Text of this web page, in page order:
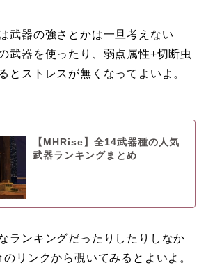
武器の強さとかは一旦考えない
武器を使ったり、弱点属性+切断虫
とストレスが無くなってよいよ。
【MHRise】全14武器種の人気
武器ランキングまとめ
ランキングだったりしたりしなか
リンクから覗いてみるとよいよ。